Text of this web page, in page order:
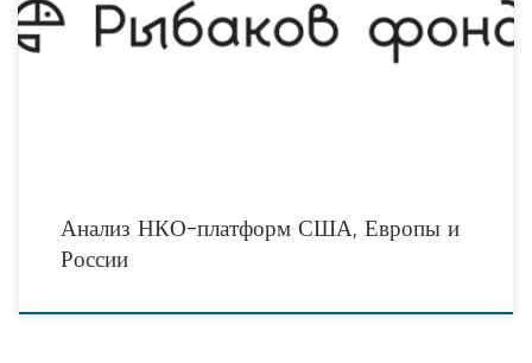
платформ США, Европы и России. Цель исследования была — изучить сегмент
интернет-платформ третьего сектора и выяснить — что интересного и
Анализ НКО-платформ США, Европы и
России